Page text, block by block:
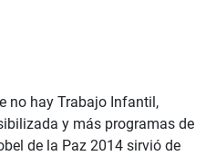
no hay Trabajo Infantil,
y más programas de
de la Paz 2014 sirvió de